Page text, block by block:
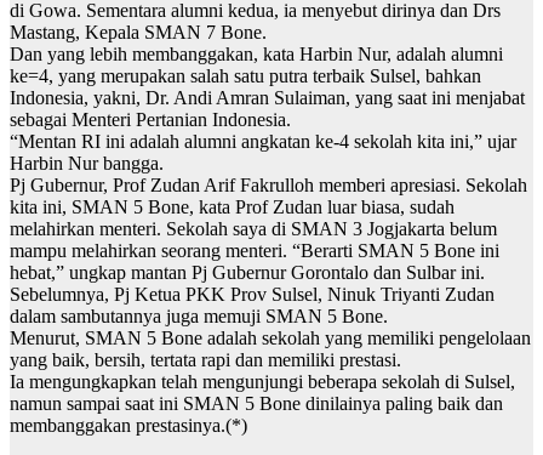
di Gowa. Sementara alumni kedua, ia menyebut dirinya dan Drs
Mastang, Kepala SMAN 7 Bone.
Dan yang lebih membanggakan, kata Harbin Nur, adalah alumni
ke=4, yang merupakan salah satu putra terbaik Sulsel, bahkan
Indonesia, yakni, Dr. Andi Amran Sulaiman, yang saat ini menjabat
sebagai Menteri Pertanian Indonesia.
“Mentan RI ini adalah alumni angkatan ke-4 sekolah kita ini,” ujar
Harbin Nur bangga.
Pj Gubernur, Prof Zudan Arif Fakrulloh memberi apresiasi. Sekolah
kita ini, SMAN 5 Bone, kata Prof Zudan luar biasa, sudah
melahirkan menteri. Sekolah saya di SMAN 3 Jogjakarta belum
mampu melahirkan seorang menteri. “Berarti SMAN 5 Bone ini
hebat,” ungkap mantan Pj Gubernur Gorontalo dan Sulbar ini.
Sebelumnya, Pj Ketua PKK Prov Sulsel, Ninuk Triyanti Zudan
dalam sambutannya juga memuji SMAN 5 Bone.
Menurut, SMAN 5 Bone adalah sekolah yang memiliki pengelolaan
yang baik, bersih, tertata rapi dan memiliki prestasi.
Ia mengungkapkan telah mengunjungi beberapa sekolah di Sulsel,
namun sampai saat ini SMAN 5 Bone dinilainya paling baik dan
membanggakan prestasinya.(*)